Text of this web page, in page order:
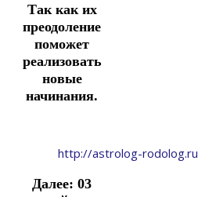
Так как их
преодоление
поможет
реализовать
новые
начинания.
http://astrolog-rodolog.ru
Далее: 03